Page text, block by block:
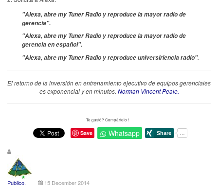
"Alexa, abre my Tuner Radio y reproduce la mayor radio de
gerencia".
"Alexa, abre my Tuner Radio y reproduce la mayor radio de
gerencia en español".
"Alexa, abre my Tuner Radio y reproduce universiriencia radio".
El retorno de la inversión en entrenamiento ejecutivo de equipos gerenciales
es exponencial y en minutos. Norman Vincent Peale.
Te gustó? Compártelo !
Save Whatsapp
Publico. 15 December 2014